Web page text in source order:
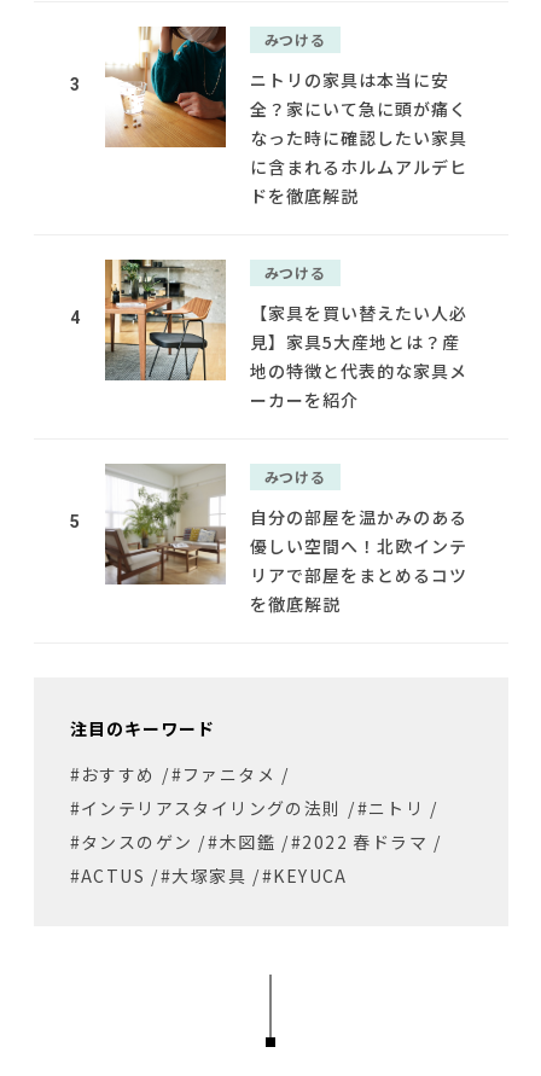
3
みつける
ニトリの家具は本当に安
全？家にいて急に頭が痛く
なった時に確認したい家具
に含まれるホルムアルデヒ
ドを徹底解説
4
みつける
【家具を買い替えたい人必
見】家具5大産地とは？産
地の特徴と代表的な家具メ
ーカーを紹介
5
みつける
自分の部屋を温かみのある
優しい空間へ！北欧インテ
リアで部屋をまとめるコツ
を徹底解説
注目のキーワード
#おすすめ /#ファニタメ /
#インテリアスタイリングの法則 /#ニトリ /
#タンスのゲン /#木図鑑 /#2022 春ドラマ /
#ACTUS /#大塚家具 /#KEYUCA